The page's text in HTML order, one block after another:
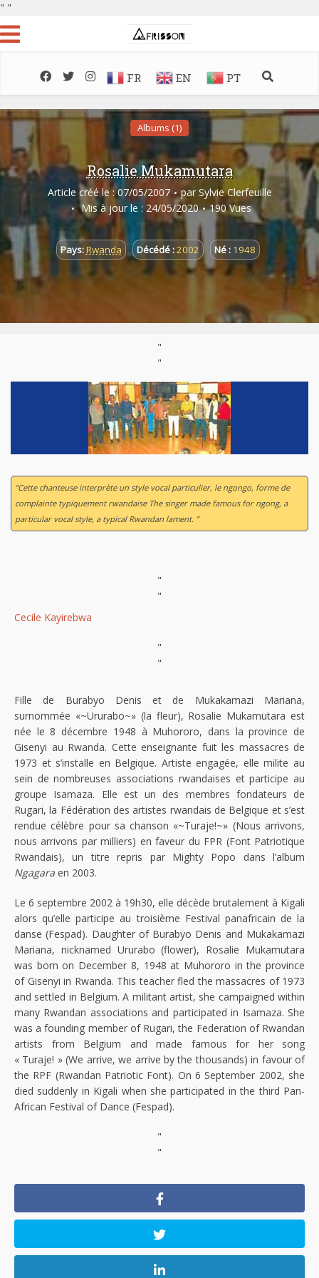
" "
FR EN PT
Albums (1)
Rosalie Mukamutara
Article créé le : 07/05/2007 par Sylvie Clerfeuille
Mis à jour le : 24/05/2020
190 Vues
Pays:Rwanda Décédé :2002 Né : 1948
"
"
“Cette chanteuse interprète un style vocal particulier, le ngongo, forme de
complainte typiquement rwandaise The singer made famous for ngong, a
particular vocal style, a typical Rwandan lament. ”
"
"
Cecile Kayirebwa
"
"
Fille de Burabyo Denis et de Mukakamazi Mariana,
surnommée «~Ururabo~» (la fleur), Rosalie Mukamutara est
née le 8 décembre 1948 à Muhororo, dans la province de
Gisenyi au Rwanda. Cette enseignante fuit les massacres de
1973 et s’installe en Belgique. Artiste engagée, elle milite au
sein de nombreuses associations rwandaises et participe au
groupe Isamaza. Elle est un des membres fondateurs de
Rugari, la Fédération des artistes rwandais de Belgique et s’est
rendue célèbre pour sa chanson «~Turaje!~» (Nous arrivons,
nous arrivons par milliers) en faveur du FPR (Font Patriotique
Rwandais), un titre repris par Mighty Popo dans l’album
Ngagara en 2003.
Le 6 septembre 2002 à 19h30, elle décède brutalement à Kigali
alors qu’elle participe au troisième Festival panafricain de la
danse (Fespad). Daughter of Burabyo Denis and Mukakamazi
Mariana, nicknamed Ururabo (flower), Rosalie Mukamutara
was born on December 8, 1948 at Muhororo in the province
of Gisenyi in Rwanda. This teacher fled the massacres of 1973
and settled in Belgium. A militant artist, she campaigned within
many Rwandan associations and participated in Isamaza. She
was a founding member of Rugari, the Federation of Rwandan
artists from Belgium and made famous for her song
« Turaje! » (We arrive, we arrive by the thousands) in favour of
the RPF (Rwandan Patriotic Font). On 6 September 2002, she
died suddenly in Kigali when she participated in the third Pan-
African Festival of Dance (Fespad).
"
"